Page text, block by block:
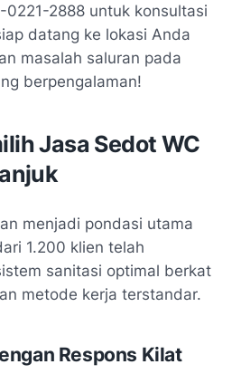
0221-2888 untuk konsultasi
datang ke lokasi Anda
masalah saluran pada
berpengalaman!
Jasa Sedot WC
menjadi pondasi utama
1.200 klien telah
sanitasi optimal berkat
metode kerja terstandar.
Respons Kilat